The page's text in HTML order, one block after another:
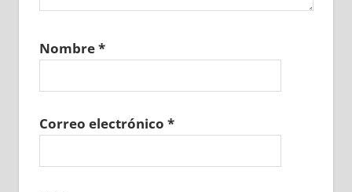
Nombre*
Correo electrónico *